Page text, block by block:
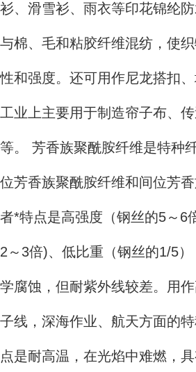
衫、滑雪衫、雨衣等印花锦纶
与棉、毛和粘胶纤维混纺，使
性和强度。还可用作尼龙搭扣、
工业上主要用于制造帘子布、
等。 芳香族聚酰胺纤维是特种
位芳香族聚酰胺纤维和间位芳
者*特点是高强度（钢丝的5～6
2～3倍)、低比重（钢丝的1/5
学腐蚀，但耐紫外线较差。用
子线，深海作业、航天方面的
点是耐高温，在光焰中难燃，